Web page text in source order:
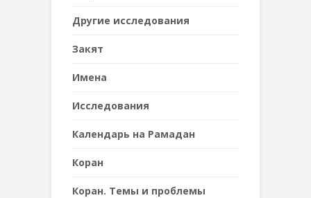
Другие исследования
Закят
Имена
Исследования
Календарь на Рамадан
Коран
Коран. Темы и проблемы